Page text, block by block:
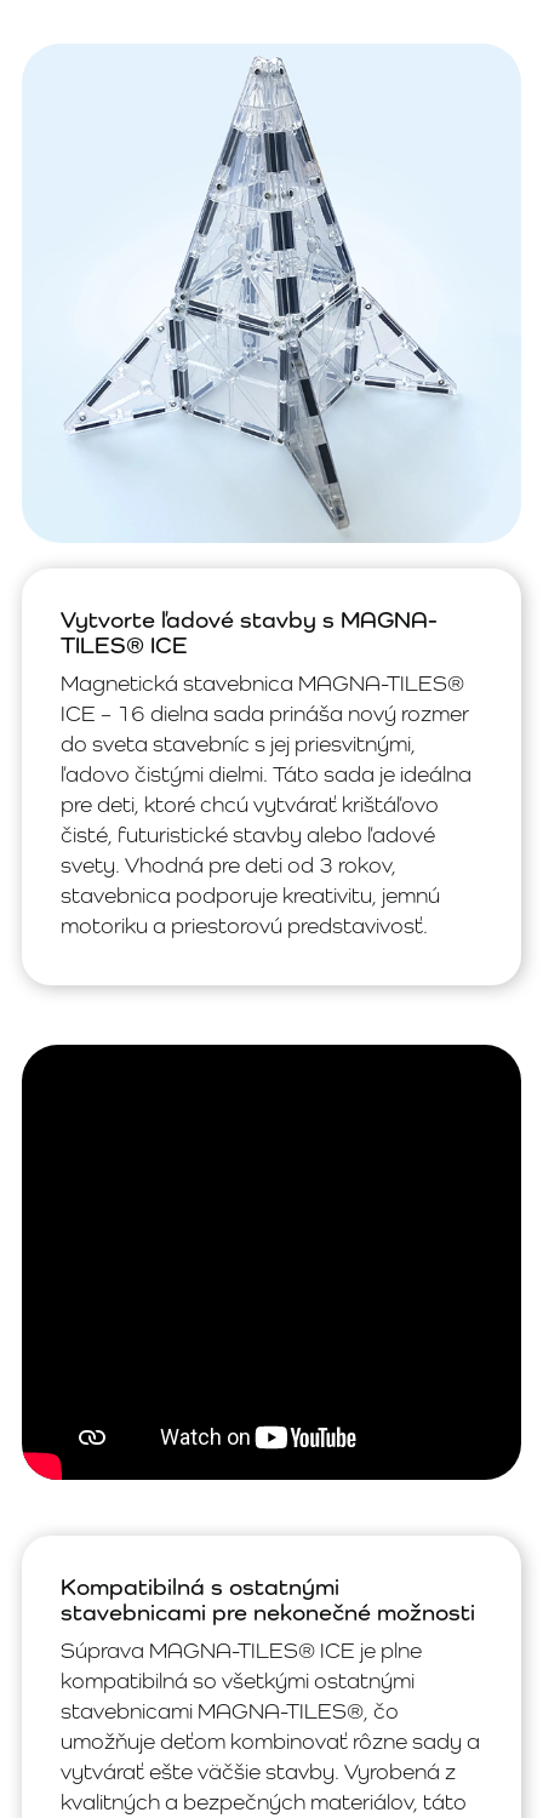
Vytvorte ľadové stavby s MAGNA-
TILES® ICE
Magnetická stavebnica MAGNA-TILES®
ICE – 16 dielna sada prináša nový rozmer
do sveta stavebníc s jej priesvitnými,
ľadovo čistými dielmi. Táto sada je ideálna
pre deti, ktoré chcú vytvárať krištáľovo
čisté, futuristické stavby alebo ľadové
svety. Vhodná pre deti od 3 rokov,
stavebnica podporuje kreativitu, jemnú
motoriku a priestorovú predstavivosť.
Kompatibilná s ostatnými
stavebnicami pre nekonečné možnosti
Súprava MAGNA-TILES® ICE je plne
kompatibilná so všetkými ostatnými
stavebnicami MAGNA-TILES®, čo
umožňuje deťom kombinovať rôzne sady a
vytvárať ešte väčšie stavby. Vyrobená z
kvalitných a bezpečných materiálov, táto